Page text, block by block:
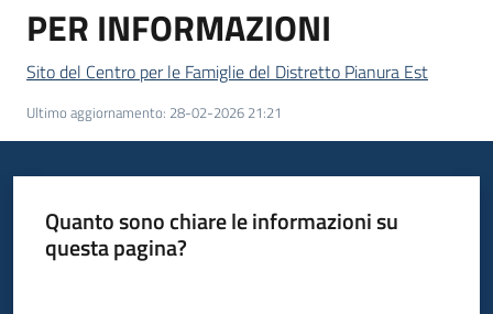
PER INFORMAZIONI
Sito del Centro per le Famiglie del Distretto Pianura Est
Ultimo aggiornamento: 28-02-2026 21:21
Quanto sono chiare le informazioni su
questa pagina?